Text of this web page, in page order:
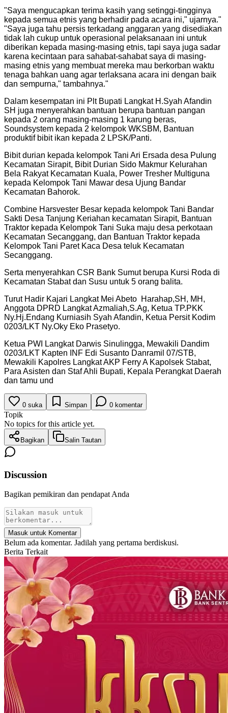
"Saya mengucapkan terima kasih yang setinggi-tingginya
kepada semua etnis yang berhadir pada acara ini," ujarnya."
"Saya juga tahu persis terkadang anggaran yang disediakan
tidak lah cukup untuk operasional pelaksanaan ini untuk
diberikan kepada masing-masing etnis, tapi saya juga sadar
karena kecintaan para sahabat-sahabat saya di masing-
masing etnis yang membuat mereka mau berkorban waktu
tenaga bahkan uang agar terlaksana acara ini dengan baik
dan sempurna," tambahnya."
Dalam kesempatan ini Plt Bupati Langkat H.Syah Afandin
SH juga menyerahkan bantuan berupa bantuan pangan
kepada 2 orang masing-masing 1 karung beras,
Soundsystem kepada 2 kelompok WKSBM, Bantuan
produktif bibit ikan kepada 2 LPSK/Panti.
Bibit durian kepada kelompok Tani Ari Ersada desa Pulung
Kecamatan Sirapit, Bibit Durian Sido Makmur Kelurahan
Bela Rakyat Kecamatan Kuala, Power Tresher Multiguna
kepada Kelompok Tani Mawar desa Ujung Bandar
Kecamatan Bahorok.
Combine Harsvester Besar kepada kelompok Tani Bandar
Sakti Desa Tanjung Keriahan kecamatan Sirapit, Bantuan
Traktor kepada Kelompok Tani Suka maju desa perkotaan
Kecamatan Secanggang, dan Bantuan Traktor kepada
Kelompok Tani Paret Kaca Desa teluk Kecamatan
Secanggang.
Serta menyerahkan CSR Bank Sumut berupa Kursi Roda di
Kecamatan Stabat dan Susu untuk 5 orang balita.
Turut Hadir Kajari Langkat Mei Abeto Harahap,SH, MH,
Anggota DPRD Langkat Azmaliah,S.Ag, Ketua TP.PKK
Ny.Hj.Endang Kurniasih Syah Afandin, Ketua Persit Kodim
0203/LKT Ny.Oky Eko Prasetyo.
Ketua PWI Langkat Darwis Sinulingga, Mewakili Dandim
0203/LKT Kapten INF Edi Susanto Danramil 07/STB,
Mewakili Kapolres Langkat AKP Ferry A Kapolsek Stabat,
Para Asisten dan Staf Ahli Bupati, Kepala Perangkat Daerah
dan tamu und
0 suka Simpan 0 komentar
Topik
No topics for this article yet.
Bagikan Salin Tautan
Discussion
Bagikan pemikiran dan pendapat Anda
Masuk untuk Komentar
Belum ada komentar. Jadilah yang pertama berdiskusi.
Berita Terkait